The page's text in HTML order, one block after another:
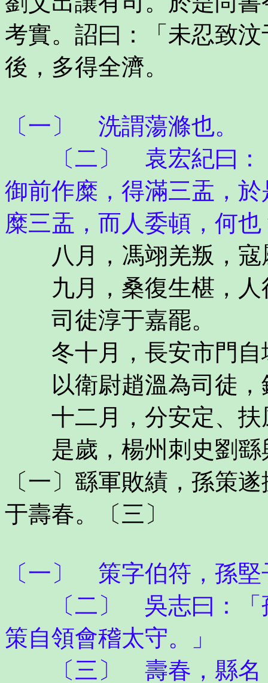
考實。詔曰：「未忍致
後，多得全濟。
〔一〕 洗謂蕩滌也。
〔二〕 袁宏紀曰：「
御前作糜，得滿三盂，
糜三盂，而人委頓，何
八月，馮翊羌叛，寇
九月，桑復生椹，人
司徒淳于嘉罷。
冬十月，長安市門自
以衛尉趙溫為司徒，
十二月，分安定、扶
是歲，楊州刺史劉繇
〔一〕繇軍敗績，孫策
于壽春。〔三〕
〔一〕 策字伯符，孫
〔二〕 吳志曰：「孫
策自領會稽太守。」
〔三〕 壽春，縣名，